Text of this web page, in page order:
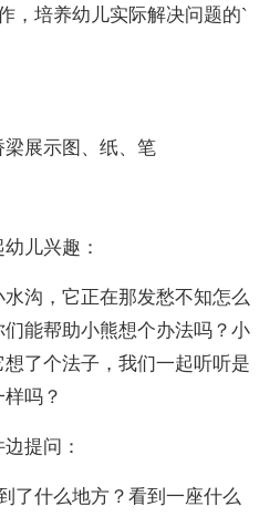
培养幼儿实际解决问题的`
展示图、纸、笔
儿兴趣：
沟，它正在那发愁不知怎么
能帮助小熊想个办法吗？小
了个法子，我们一起听听是
吗？
提问：
什么地方？看到一座什么